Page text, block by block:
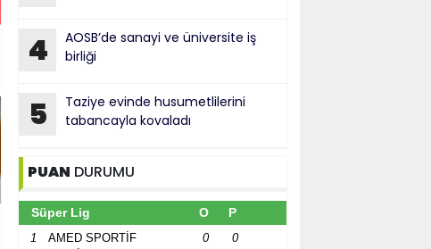
4
AOSB’de sanayi ve üniversite iş
birliği
5
Taziye evinde husumetlilerini
tabancayla kovaladı
PUAN DURUMU
Süper Lig O P
1
AMED SPORTİF
0 0